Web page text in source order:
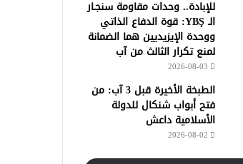
للإبادة.. وحدات مقاومة سنجـار
الـ YBŞ: قوة الدفاع الذاتي
ووحدة الإيزيديين هما الضمانة
لمنع تكرار الثالث من آب
2026-08-03
الطبخة الأخيرة قبل 3 آب: من
فتح أبواب شنكال للدولة
الأسلامية داعش
2026-08-02